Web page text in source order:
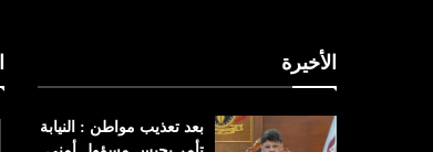
الأخيرة
بعد تعذيب مواطن : النيابة